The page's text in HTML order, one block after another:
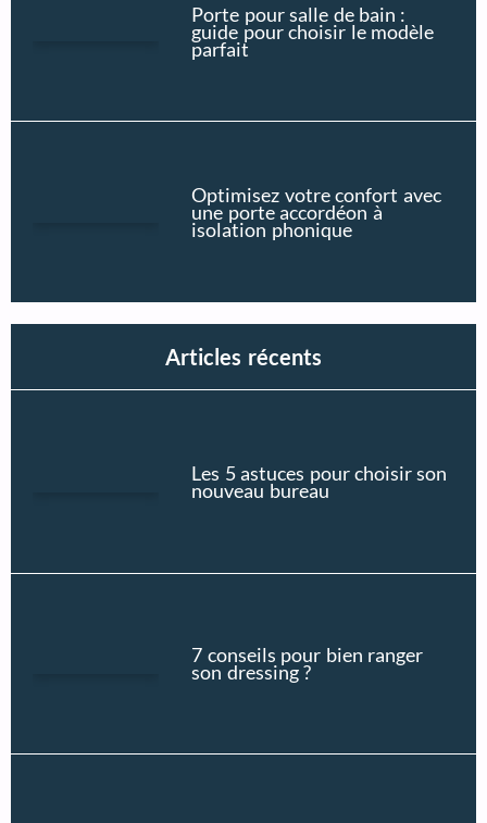
Porte pour salle de bain :
guide pour choisir le modèle
parfait
Optimisez votre confort avec
une porte accordéon à
isolation phonique
Articles récents
Les 5 astuces pour choisir son
nouveau bureau
7 conseils pour bien ranger
son dressing ?